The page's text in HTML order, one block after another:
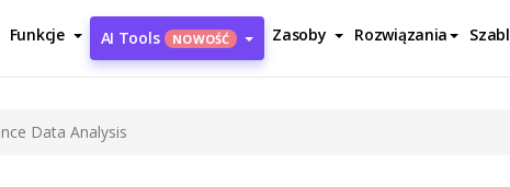
Funkcje AI Tools NOWOŚĆ Zasoby Rozwiązania
Data Analysis